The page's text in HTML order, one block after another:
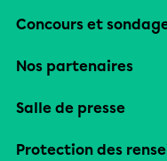
Concours et
Nos partenaires
Salle de presse
Protection des